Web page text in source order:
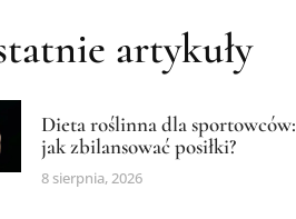
artykuły
Dieta roślinna dla sportowców:
jak zbilansować posiłki?
8 sierpnia, 2026